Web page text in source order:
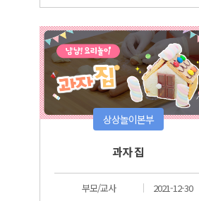
상상놀이본부
과자 집
부모/교사 2021-12-30